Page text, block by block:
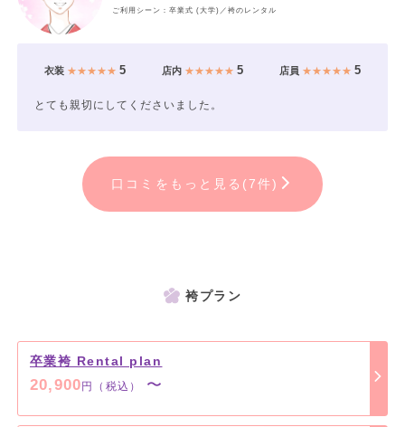
ご利用シーン：卒業式 (大学)／袴のレンタル
衣装★★★★★ 5 店内★★★★★ 5 店員 ★★★★★5
とても親切にしてくださいました。
口コミをもっと見る(7件)
袴プラン
卒業袴 Rental plan
20,900円（税込） 〜